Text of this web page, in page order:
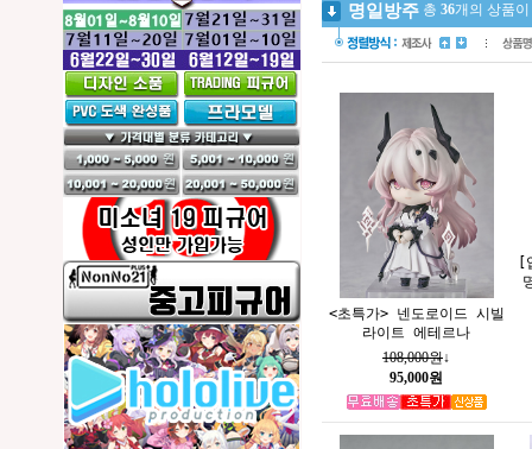
명일방주 총 36개의 상품
<초특가> 넨도로이드 시빌
라이트 에테르나
108,000원↓
95,000원
[